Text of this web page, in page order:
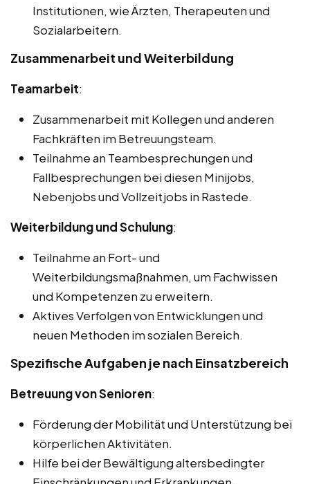
Institutionen, wie Ärzten, Therapeuten und
Sozialarbeitern.
Zusammenarbeit und Weiterbildung
Teamarbeit:
Zusammenarbeit mit Kollegen und anderen
Fachkräften im Betreuungsteam.
Teilnahme an Teambesprechungen und
Fallbesprechungen bei diesen Minijobs,
Nebenjobs und Vollzeitjobs in Rastede.
Weiterbildung und Schulung:
Teilnahme an Fort- und
Weiterbildungsmaßnahmen, um Fachwissen
und Kompetenzen zu erweitern.
Aktives Verfolgen von Entwicklungen und
neuen Methoden im sozialen Bereich.
Spezifische Aufgaben je nach Einsatzbereich
Betreuung von Senioren:
Förderung der Mobilität und Unterstützung bei
körperlichen Aktivitäten.
Hilfe bei der Bewältigung altersbedingter